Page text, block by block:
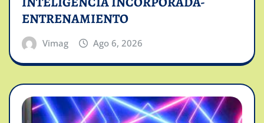
ENTRENAMIENTO
Vimag Ago 6, 2026